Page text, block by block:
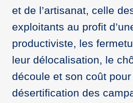
et de l’artisanat, celle
exploitants au profit
productiviste, les
leur délocalisation, le
découle et son coût
désertification des